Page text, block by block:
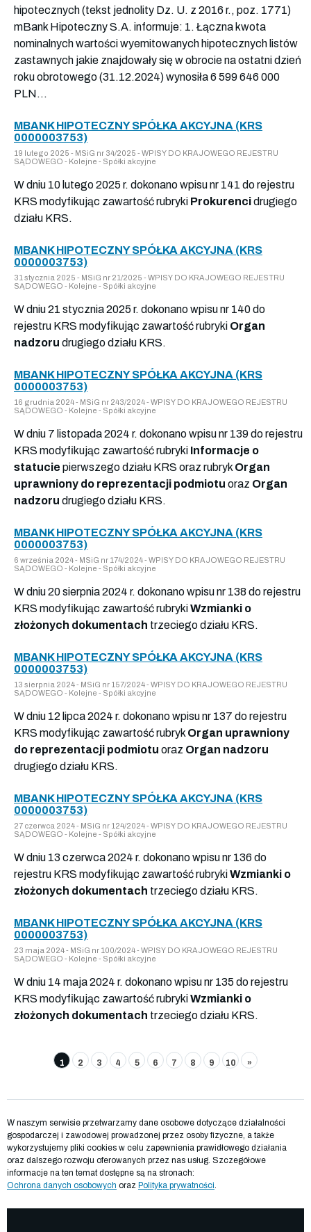
hipotecznych (tekst jednolity Dz. U. z 2016 r., poz. 1771)
mBank Hipoteczny S.A. informuje: 1. Łączna kwota
nominalnych wartości wyemitowanych hipotecznych listów
zastawnych jakie znajdowały się w obrocie na ostatni dzień
roku obrotowego (31.12.2024) wynosiła 6 599 646 000
PLN...
MBANK HIPOTECZNY SPÓŁKA AKCYJNA (KRS
0000003753)
19 lutego 2025 - MSiG nr 34/2025 - WPISY DO KRAJOWEGO REJESTRU
SĄDOWEGO - Kolejne - Spółki akcyjne
W dniu 10 lutego 2025 r. dokonano wpisu nr 141 do rejestru
KRS modyfikując zawartość rubryki Prokurencidrugiego
działu KRS.
MBANK HIPOTECZNY SPÓŁKA AKCYJNA (KRS
0000003753)
31 stycznia 2025 - MSiG nr 21/2025 - WPISY DO KRAJOWEGO REJESTRU
SĄDOWEGO - Kolejne - Spółki akcyjne
W dniu 21 stycznia 2025 r. dokonano wpisu nr 140 do
rejestru KRS modyfikując zawartość rubryki Organ
nadzoru drugiego działu KRS.
MBANK HIPOTECZNY SPÓŁKA AKCYJNA (KRS
0000003753)
16 grudnia 2024 - MSiG nr 243/2024 - WPISY DO KRAJOWEGO REJESTRU
SĄDOWEGO - Kolejne - Spółki akcyjne
W dniu 7 listopada 2024 r. dokonano wpisu nr 139 do rejestru
KRS modyfikując zawartość rubryki Informacje o
statucie pierwszego działu KRS oraz rubryk Organ
uprawniony do reprezentacji podmiotu oraz Organ
nadzoru drugiego działu KRS.
MBANK HIPOTECZNY SPÓŁKA AKCYJNA (KRS
0000003753)
6 września 2024 - MSiG nr 174/2024 - WPISY DO KRAJOWEGO REJESTRU
SĄDOWEGO - Kolejne - Spółki akcyjne
W dniu 20 sierpnia 2024 r. dokonano wpisu nr 138 do rejestru
KRS modyfikując zawartość rubrykiWzmianki o
złożonych dokumentach trzeciego działu KRS.
MBANK HIPOTECZNY SPÓŁKA AKCYJNA (KRS
0000003753)
13 sierpnia 2024 - MSiG nr 157/2024 - WPISY DO KRAJOWEGO REJESTRU
SĄDOWEGO - Kolejne - Spółki akcyjne
W dniu 12 lipca 2024 r. dokonano wpisu nr 137 do rejestru
KRS modyfikując zawartość rubryk Organ uprawniony
do reprezentacji podmiotu oraz Organ nadzoru
drugiego działu KRS.
MBANK HIPOTECZNY SPÓŁKA AKCYJNA (KRS
0000003753)
27 czerwca 2024 - MSiG nr 124/2024 - WPISY DO KRAJOWEGO REJESTRU
SĄDOWEGO - Kolejne - Spółki akcyjne
W dniu 13 czerwca 2024 r. dokonano wpisu nr 136 do
rejestru KRS modyfikując zawartość rubrykiWzmianki o
złożonych dokumentach trzeciego działu KRS.
MBANK HIPOTECZNY SPÓŁKA AKCYJNA (KRS
0000003753)
23 maja 2024 - MSiG nr 100/2024 - WPISY DO KRAJOWEGO REJESTRU
SĄDOWEGO - Kolejne - Spółki akcyjne
W dniu 14 maja 2024 r. dokonano wpisu nr 135 do rejestru
KRS modyfikując zawartość rubrykiWzmianki o
złożonych dokumentach trzeciego działu KRS.
1 2 3 4 5 6 7 8 9 10 »
W naszym serwisie przetwarzamy dane osobowe dotyczące działalności
gospodarczej i zawodowej prowadzonej przez osoby fizyczne, a także
wykorzystujemy pliki cookies w celu zapewnienia prawidłowego działania
oraz dalszego rozwoju oferowanych przez nas usług. Szczegółowe
informacje na ten temat dostępne są na stronach:
Ochrona danych osobowych oraz Polityka prywatności